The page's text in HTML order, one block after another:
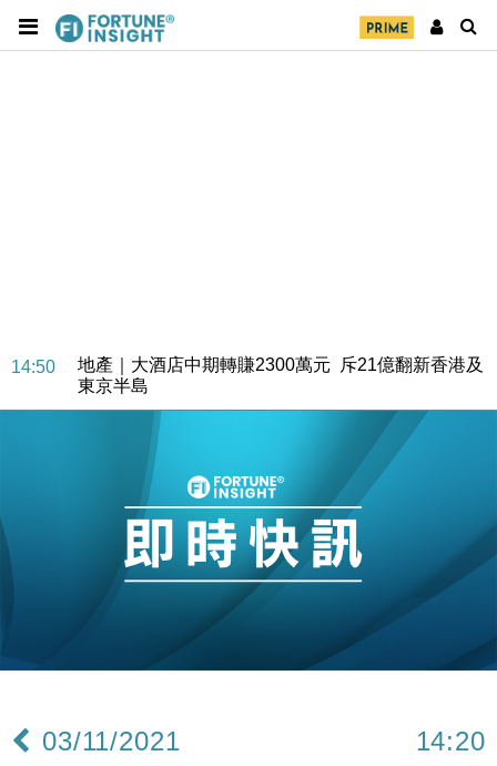
14:50
地產｜大酒店中期轉賺2300萬元 斥21億翻新香港及
東京半島
國際｜特朗普赴洛杉磯高球場活動前 男子攜槍彈被捕
財經｜香港7月PMI回落至51 企業擴張放慢兼縮減人
財經｜黑石傳再籌逾360億美元 支援Anthropic租用
Google晶片
10:57
財經｜美商務部擬擴大金屬關稅範圍 14類產品或加徵
本地｜新世界K11 9月升級會員制度 增鉑金卡級別鎖
16:33
財經｜滙控重啟最多10億美元回購 派息比率目標維持
03/11/2021 14:20